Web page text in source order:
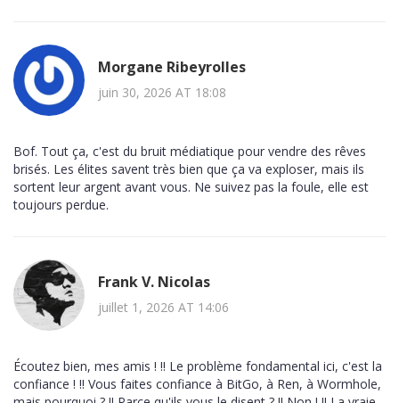
Morgane Ribeyrolles
juin 30, 2026 AT 18:08
Bof. Tout ça, c'est du bruit médiatique pour vendre des rêves
brisés. Les élites savent très bien que ça va exploser, mais ils
sortent leur argent avant vous. Ne suivez pas la foule, elle est
toujours perdue.
Frank V. Nicolas
juillet 1, 2026 AT 14:06
Écoutez bien, mes amis ! !! Le problème fondamental ici, c'est la
confiance ! !! Vous faites confiance à BitGo, à Ren, à Wormhole,